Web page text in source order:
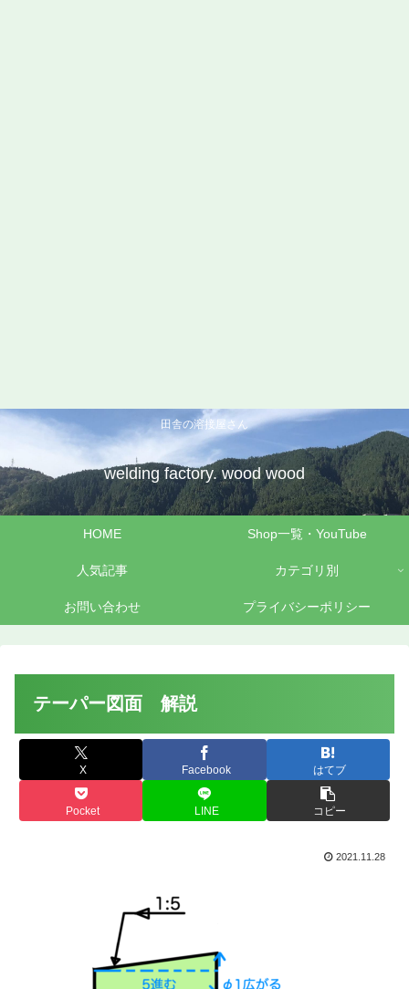
田舎の溶接屋さん
welding factory. wood wood
HOME Shop一覧・YouTube
人気記事 カテゴリ別
お問い合わせ プライバシーポリシー
テーパー図面 解説
X Facebook はてブ
Pocket LINE コピー
2021.11.28